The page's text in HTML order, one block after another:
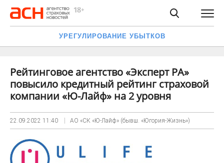
УРЕГУЛИРОВАНИЕ УБЫТКОВ
Рейтинговое агентство «Эксперт РА»
повысило кредитный рейтинг страховой
компании «Ю-Лайф» на 2 уровня
22.09.2022 11:40 АО «СК «Ю-Лайф» (бывш. «Югория-Жизнь»)